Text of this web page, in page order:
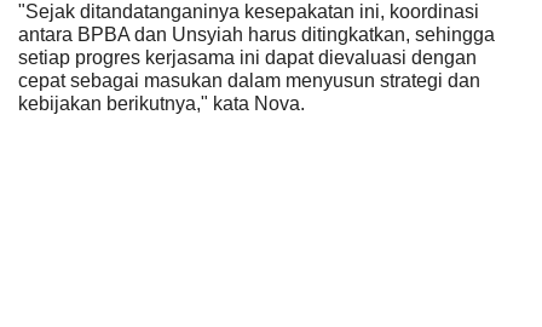
"Sejak ditandatanganinya kesepakatan ini, koordinasi
antara BPBA dan Unsyiah harus ditingkatkan, sehingga
setiap progres kerjasama ini dapat dievaluasi dengan
cepat sebagai masukan dalam menyusun strategi dan
kebijakan berikutnya," kata Nova.